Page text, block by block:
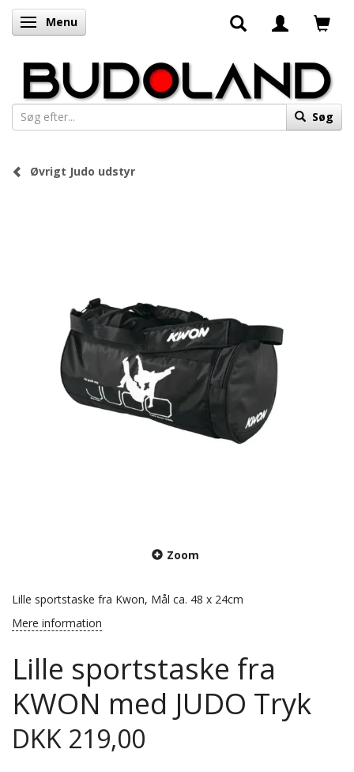
Skifte navigation
Menu
Søg
Øvrigt Judo udstyr
Zoom
Lille sportstaske fra Kwon, Mål ca. 48 x 24cm
Mere information
Lille sportstaske fra
KWON med JUDO Tryk
DKK 219,00